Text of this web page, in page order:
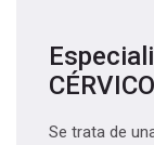
Se trata de